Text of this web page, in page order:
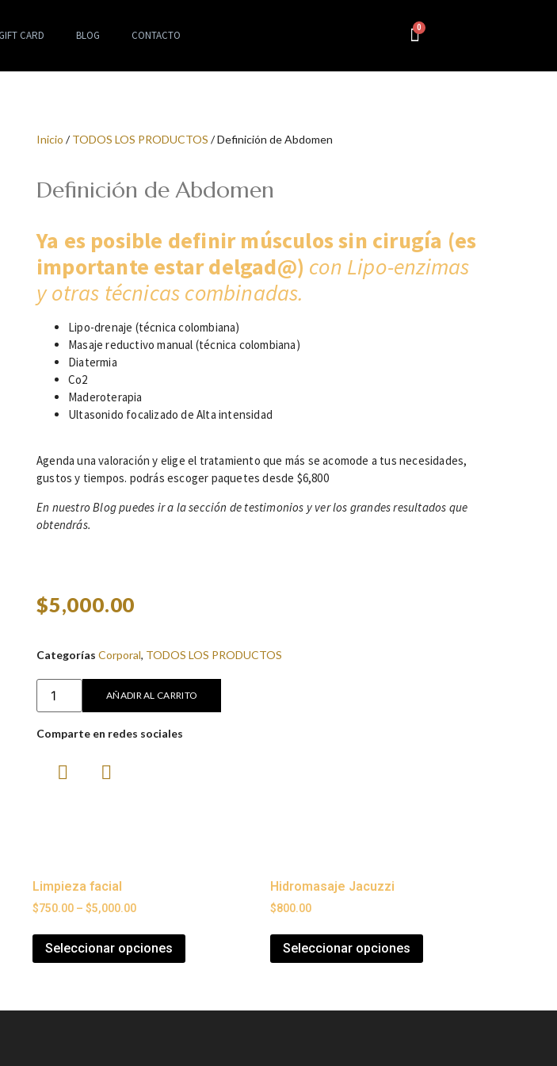
GIFT CARD BLOG CONTACTO
Inicio /TODOS LOS PRODUCTOS / Definición de Abdomen
Definición de Abdomen
Ya es posible definir músculos sin cirugía (es
importante estar delgad@) con Lipo-enzimas
y otras técnicas combinadas.
Lipo-drenaje (técnica colombiana)
Masaje reductivo manual (técnica colombiana)
Diatermia
Co2
Maderoterapia
Ultasonido focalizado de Alta intensidad
Agenda una valoración y elige el tratamiento que más se acomode a tus necesidades,
gustos y tiempos. podrás escoger paquetes desde $6,800
En nuestro Blog puedes ir a la sección de testimonios y ver los grandes resultados que
obtendrás.
$5,000.00
Categorías Corporal, TODOS LOS PRODUCTOS
AÑADIR AL CARRITO
Comparte en redes sociales
Limpieza facial
$750.00 – $5,000.00
Seleccionar opciones
Hidromasaje Jacuzzi
$800.00
Seleccionar opciones